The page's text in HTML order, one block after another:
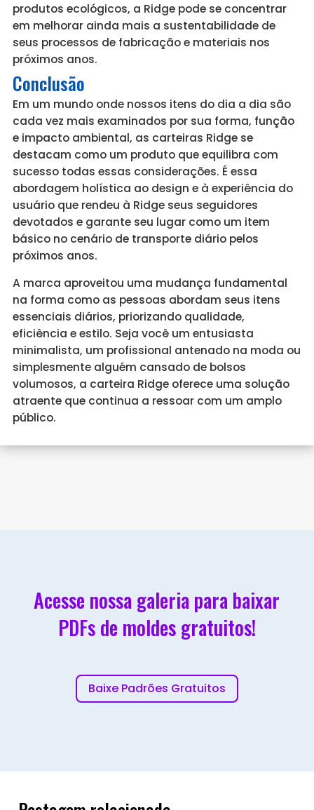
produtos ecológicos, a Ridge pode se concentrar
em melhorar ainda mais a sustentabilidade de
seus processos de fabricação e materiais nos
próximos anos.
Conclusão
Em um mundo onde nossos itens do dia a dia são
cada vez mais examinados por sua forma, função
e impacto ambiental, as carteiras Ridge se
destacam como um produto que equilibra com
sucesso todas essas considerações. É essa
abordagem holística ao design e à experiência do
usuário que rendeu à Ridge seus seguidores
devotados e garante seu lugar como um item
básico no cenário de transporte diário pelos
próximos anos.
A marca aproveitou uma mudança fundamental
na forma como as pessoas abordam seus itens
essenciais diários, priorizando qualidade,
eficiência e estilo. Seja você um entusiasta
minimalista, um profissional antenado na moda ou
simplesmente alguém cansado de bolsos
volumosos, a carteira Ridge oferece uma solução
atraente que continua a ressoar com um amplo
público.
Acesse nossa galeria para baixar
PDFs de moldes gratuitos!
Baixe Padrões Gratuitos